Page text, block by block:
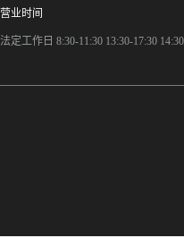
营业时间
法定工作日 8:30-11:30 13:30-17:30